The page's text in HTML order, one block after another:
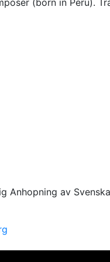
(born in Peru).
Anhopning av Svenska